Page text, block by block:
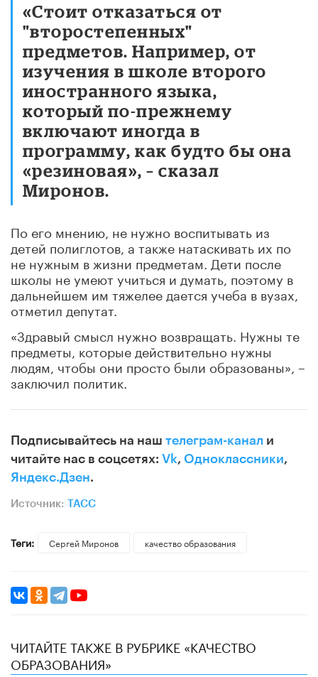
«Стоит отказаться от
"второстепенных"
предметов. Например, от
изучения в школе второго
иностранного языка,
который по-прежнему
включают иногда в
программу, как будто бы она
«резиновая», – сказал
Миронов.
По его мнению, не нужно воспитывать из
детей полиглотов, а также натаскивать их по
не нужным в жизни предметам. Дети после
школы не умеют учиться и думать, поэтому в
дальнейшем им тяжелее дается учеба в вузах,
отметил депутат.
«Здравый смысл нужно возвращать. Нужны те
предметы, которые действительно нужны
людям, чтобы они просто были образованы», –
заключил политик.
Подписывайтесь на наш телеграм-канал и
читайте нас в соцсетях: Vk, Одноклассники,
Яндекс.Дзен.
Источник: ТАСС
Теги: Сергей Миронов качество образования
ЧИТАЙТЕ ТАКЖЕ В РУБРИКЕ «КАЧЕСТВО
ОБРАЗОВАНИЯ»